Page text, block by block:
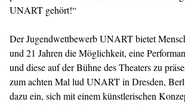
UNART gehört!“
Der Jugendwettbewerb UNART bietet
und 21 Jahren die Möglichkeit, eine
und diese auf der Bühne des Theaters zu
zum achten Mal lud UNART in Dresden,
dazu ein, sich mit einem künstlerischen